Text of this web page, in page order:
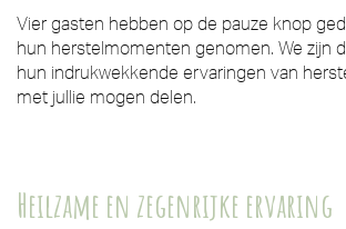
Vier gasten hebben op de pauze knop
hun herstelmomenten genomen. We zijn
hun indrukwekkende ervaringen van
met jullie mogen delen.
Heilzame en zegenrijke ervaring